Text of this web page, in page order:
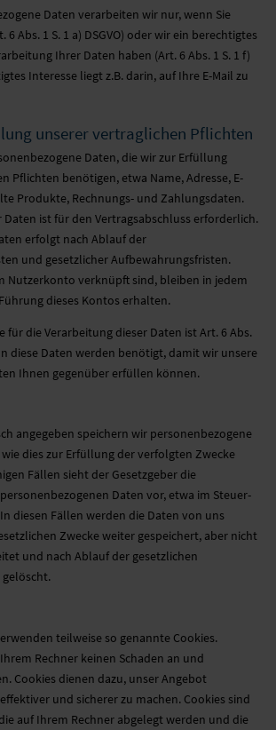
Daten verarbeiten wir nur, wenn Sie
Abs. 1 S. 1 a) DSGVO) oder wir ein berechtigtes
Ihrer Daten haben (Art. 6 Abs. 1 S. 1 f)
Interesse liegt z.B. darin, auf Ihre E-Mail zu
unserer vertraglichen Pflichten
Daten, die wir zur Erfüllung
Pflichten benötigen, etwa Name, Adresse, E-
Produkte, Rechnungs- und Zahlungsdaten.
Daten ist für den Vertragsabschluss erforderlich.
erfolgt nach Ablauf der
und gesetzlicher Aufbewahrungsfristen.
Nutzerkonto verknüpft sind, bleiben in jedem
dieses Kontos erhalten.
für die Verarbeitung dieser Daten ist Art. 6 Abs.
diese Daten werden benötigt, damit wir unsere
Ihnen gegenüber erfüllen können.
angegeben speichern wir personenbezogene
dies zur Erfüllung der verfolgten Zwecke
Fällen sieht der Gesetzgeber die
Daten vor, etwa im Steuer-
diesen Fällen werden die Daten von uns
Zwecke weiter gespeichert, aber nicht
und nach Ablauf der gesetzlichen
teilweise so genannte Cookies.
Rechner keinen Schaden an und
Cookies dienen dazu, unser Angebot
und sicherer zu machen. Cookies sind
auf Ihrem Rechner abgelegt werden und die